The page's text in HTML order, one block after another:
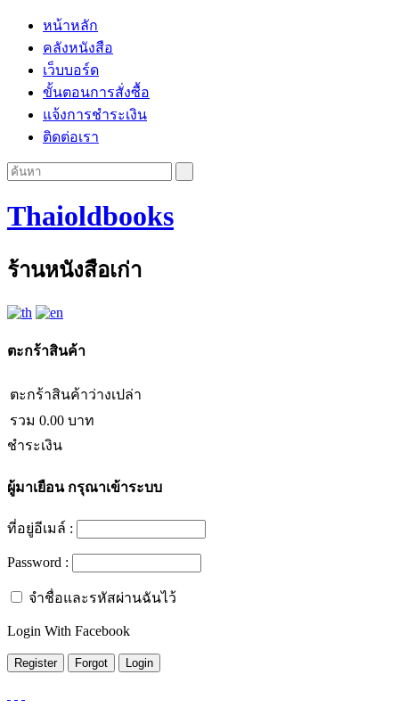
หน้าหลัก
คลังหนังสือ
เว็บบอร์ด
ขั้นตอนการสั่งซื้อ
แจ้งการชำระเงิน
ติดต่อเรา
Thaioldbooks
ร้านหนังสือเก่า
ตะกร้าสินค้า
ตะกร้าสินค้าว่างเปล่า
รวม 0.00 บาท
ชำระเงิน
ผู้มาเยือนกรุณาเข้าระบบ
ที่อยู่อีเมล์ :
Password :
จำชื่อและรหัสผ่านฉันไว้
Login With Facebook